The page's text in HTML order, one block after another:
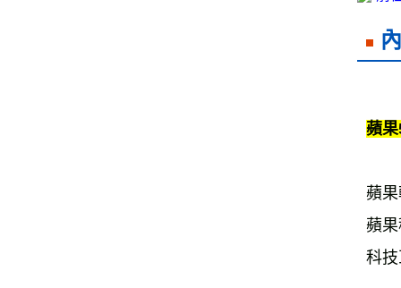
蘋
蘋
蘋
科